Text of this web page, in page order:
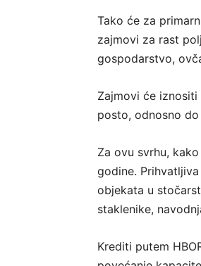
Tako će za
zajmovi za rast
gospodarstvo,
Zajmovi će
posto, odnosno
Za ovu svrhu,
godine.
objekata u
staklenike,
Krediti putem